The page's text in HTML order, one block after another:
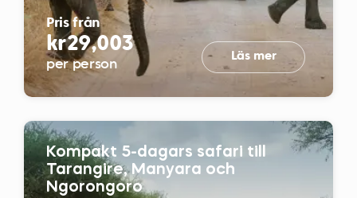
Pris från
kr29,003
per person
Läs mer
Kompakt 5-dagars safari till
Tarangire, Manyara och
Ngorongoro